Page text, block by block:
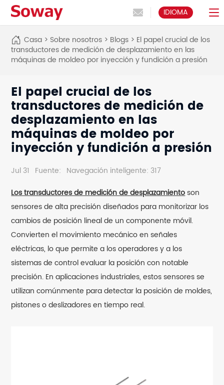
IDIOMA
Casa> Sobre nosotros> Blogs> El papel crucial de los
transductores de medición de desplazamiento en las
máquinas de moldeo por inyección y fundición a presión
El papel crucial de los
transductores de medición de
desplazamiento en las
máquinas de moldeo por
inyección y fundición a presión
Jul 31 Fuente: Navegación inteligente: 317
Los transductores de medición de desplazamientoson
sensores de alta precisión diseñados para monitorizar los
cambios de posición lineal de un componente móvil.
Convierten el movimiento mecánico en señales
eléctricas, lo que permite a los operadores y a los
sistemas de control evaluar la posición con notable
precisión. En aplicaciones industriales, estos sensores se
utilizan comúnmente para detectar la posición de moldes,
pistones o deslizadores en tiempo real.